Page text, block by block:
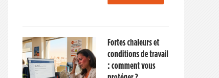
Fortes chaleurs et
conditions de travail
: comment vous